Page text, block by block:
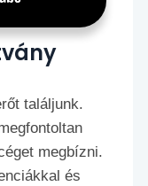
találjunk.
megbízni.
és